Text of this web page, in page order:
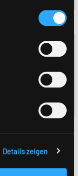
Details
Details zeigen